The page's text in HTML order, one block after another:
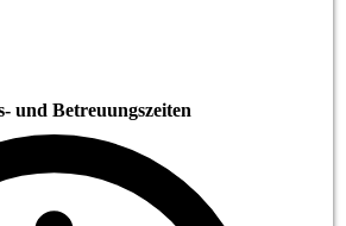
und Betreuungszeiten